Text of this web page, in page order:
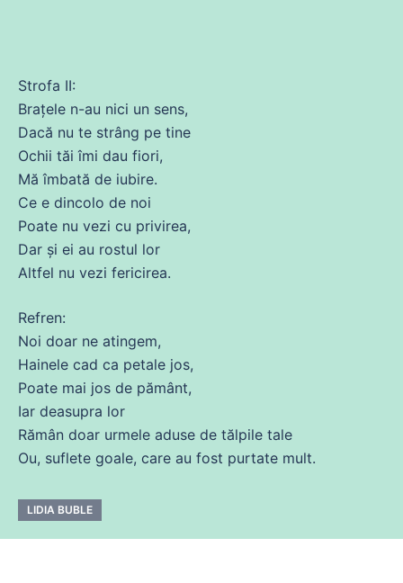
Strofa II:
Brațele n-au nici un sens,
Dacă nu te strâng pe tine
Ochii tăi îmi dau fiori,
Mă îmbată de iubire.
Ce e dincolo de noi
Poate nu vezi cu privirea,
Dar și ei au rostul lor
Altfel nu vezi fericirea.
Refren:
Noi doar ne atingem,
Hainele cad ca petale jos,
Poate mai jos de pământ,
Iar deasupra lor
Rămân doar urmele aduse de tălpile tale
Ou, suflete goale, care au fost purtate mult.
LIDIA BUBLE